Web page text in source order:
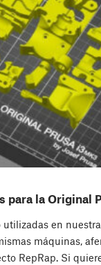
para la Original
en
máquinas,
RepRap. Si